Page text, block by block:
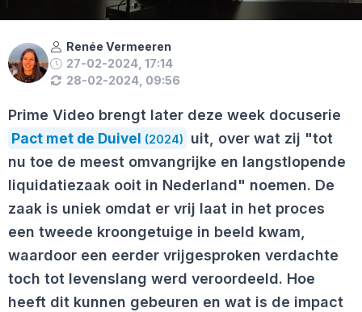
Renée Vermeeren
27-02-2024, 17:14
28-02-2024, 09:56
Prime Video brengt later deze week docuserie
Pact met de Duivel (2024)
uit, over wat zij "tot
nu toe de meest omvangrijke en langstlopende
liquidatiezaak ooit in Nederland" noemen. De
zaak is uniek omdat er vrij laat in het proces
een tweede kroongetuige in beeld kwam,
waardoor een eerder vrijgesproken verdachte
toch tot levenslang werd veroordeeld. Hoe
heeft dit kunnen gebeuren en wat is de impact